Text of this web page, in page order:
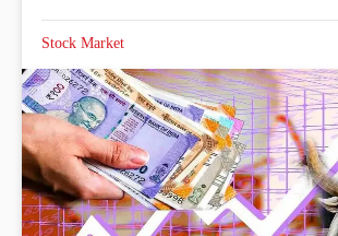
Stock Market